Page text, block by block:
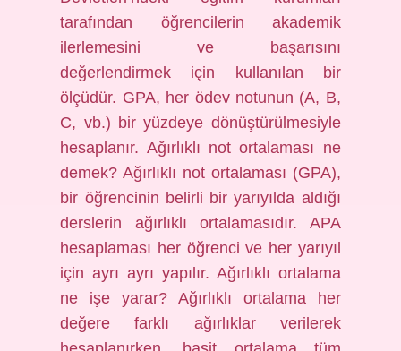
tarafından öğrencilerin akademik
ilerlemesini ve başarısını
değerlendirmek için kullanılan bir
ölçüdür. GPA, her ödev notunun (A, B,
C, vb.) bir yüzdeye dönüştürülmesiyle
hesaplanır. Ağırlıklı not ortalaması ne
demek? Ağırlıklı not ortalaması (GPA),
bir öğrencinin belirli bir yarıyılda aldığı
derslerin ağırlıklı ortalamasıdır. APA
hesaplaması her öğrenci ve her yarıyıl
için ayrı ayrı yapılır. Ağırlıklı ortalama
ne işe yarar? Ağırlıklı ortalama her
değere farklı ağırlıklar verilerek